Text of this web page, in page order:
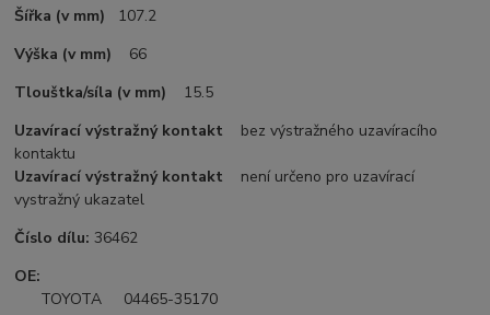
Šířka (v mm) 107.2
Výška (v mm)
66
Tlouštka/síla (v mm)
15.5
Uzavírací výstražný kontakt bez výstražného uzavíracího
kontaktu
Uzavírací výstražný kontakt není určeno pro uzavírací
vystražný ukazatel
Číslo dílu: 36462
OE:
TOYOTA 04465-35170